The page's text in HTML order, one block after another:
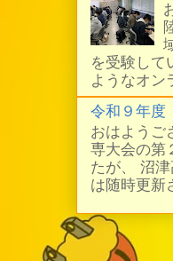
を受験して
ようなオン
令和９年度
おはようご
専大会の第
たが、 沼
は随時更新